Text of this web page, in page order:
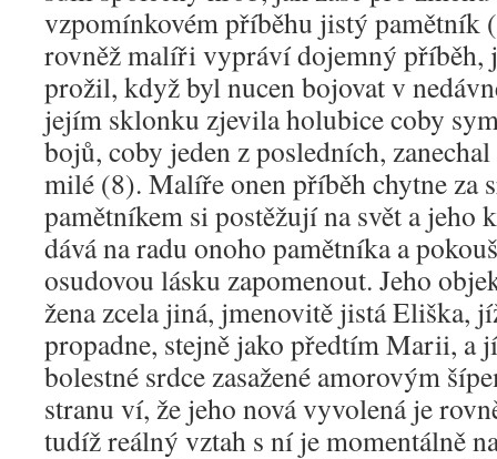
vzpomínkovém příběhu jistý pamětník
rovněž malíři vypráví dojemný příběh,
prožil, když byl nucen bojovat v
jejím sklonku zjevila holubice coby
bojů, coby jeden z posledních,
milé (8). Malíře onen příběh chytne za
pamětníkem si postěžují na svět a
dává na radu onoho pamětníka a
osudovou lásku zapomenout. Jeho
žena zcela jiná, jmenovitě jistá Eliška,
propadne, stejně jako předtím Marii, a
bolestné srdce zasažené amorovým
stranu ví, že jeho nová vyvolená je
tudíž reálný vztah s ní je momentálně